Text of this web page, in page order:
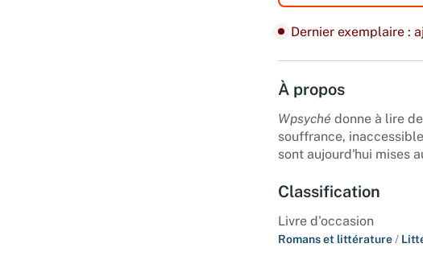
Dernier exemplaire :
À propos
Wpsyché donne à lire
souffrance,
sont aujourd'hui mises
Classification
Livre d'occasion
Romans et littérature /